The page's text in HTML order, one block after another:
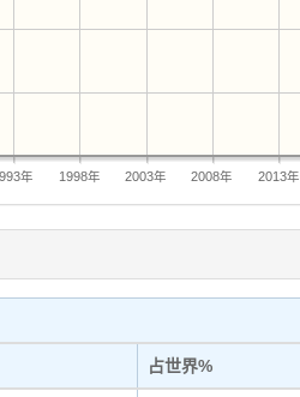
年 1998年 2003年 2008年 2013年
占世界%